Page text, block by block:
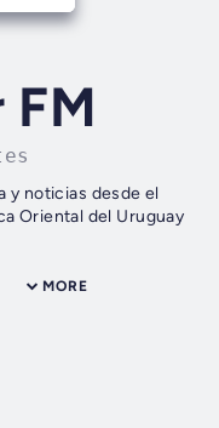
FM
y noticias desde el
Oriental del Uruguay
MORE